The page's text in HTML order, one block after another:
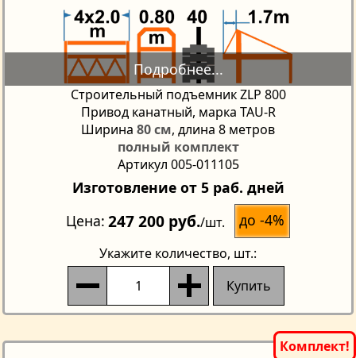
Строительный подъемник ZLP 800
Привод канатный, марка TAU-R
Ширина 80 см, длина 8 метров
полный комплект
Артикул 005-011105
Изготовление от 5 раб. дней
Цена 247 200 руб./шт. до -4%
Укажите количество, шт.:
Купить